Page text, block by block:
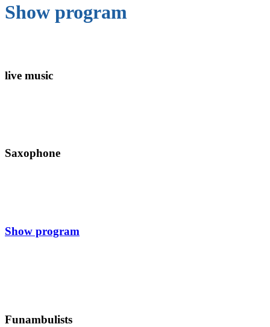
Show program
live music
Saxophone
Show program
Funambulists